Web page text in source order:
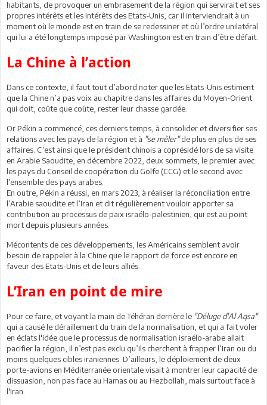
habitants, de provoquer un embrasement de la région qui servirait et ses
propres intérêts et les intérêts des Etats-Unis, car il interviendrait à un
moment où le monde est en train de se redessiner et où l’ordre unilatéral
qui lui a été longtemps imposé par Washington est en train d’être défait.
La Chine à l’action
Dans ce contexte, il faut tout d’abord noter que les Etats-Unis estiment
que la Chine n’a pas voix au chapitre dans les affaires du Moyen-Orient
qui doit, coûte que coûte, rester leur chasse gardée.
Or Pékin a commencé, ces derniers temps, à consolider et diversifier ses
relations avec les pays de la région et à "se mêler"de plus en plus de ses
affaires. C’est ainsi que le président chinois a coprésidé lors de sa visite
en Arabie Saoudite, en décembre 2022, deux sommets, le premier avec
les pays du Conseil de coopération du Golfe (CCG) et le second avec
l’ensemble des pays arabes.
En outre, Pékin a réussi, en mars 2023, à réaliser la réconciliation entre
l’Arabie saoudite et l’Iran et dit régulièrement vouloir apporter sa
contribution au processus de paix israélo-palestinien, qui est au point
mort depuis plusieurs années.
Mécontents de ces développements, les Américains semblent avoir
besoin de rappeler à la Chine que le rapport de force est encore en
faveur des Etats-Unis et de leurs alliés.
L’Iran en point de mire
Pour ce faire, et voyant la main de Téhéran derrière le "Déluge d'Al Aqsa"
qui a causé le déraillement du train de la normalisation, et qui a fait voler
en éclats l'idée que le processus de normalisation israélo-arabe allait
pacifier la région, il n’est pas exclu qu’ils cherchent à frapper l’Iran ou du
moins quelques cibles iraniennes. D’ailleurs, le déploiement de deux
porte-avions en Méditerranée orientale visait à montrer leur capacité de
dissuasion, non pas face au Hamas ou au Hezbollah, mais surtout face à
l'Iran.